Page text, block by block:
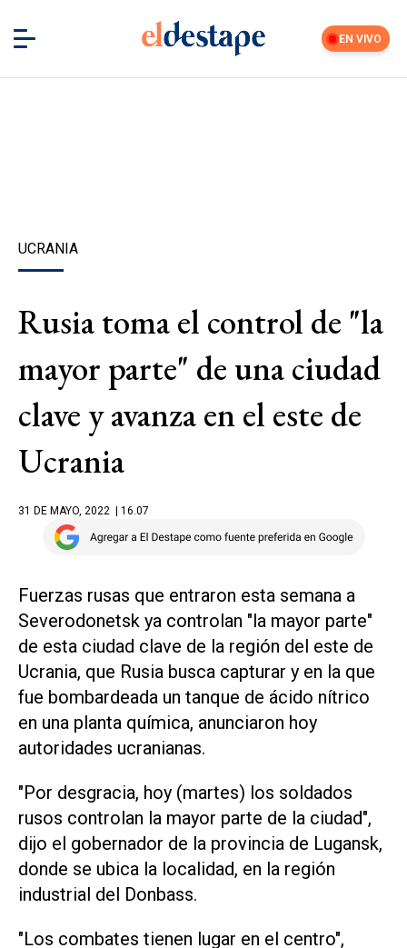
EN VIVO
UCRANIA
Rusia toma el control de "la
mayor parte" de una ciudad
clave y avanza en el este de
Ucrania
31 DE MAYO, 2022 | 16.07
Fuerzas rusas que entraron esta semana a
Severodonetsk ya controlan "la mayor parte"
de esta ciudad clave de la región del este de
Ucrania, que Rusia busca capturar y en la que
fue bombardeada un tanque de ácido nítrico
en una planta química, anunciaron hoy
autoridades ucranianas.
"Por desgracia, hoy (martes) los soldados
rusos controlan la mayor parte de la ciudad",
dijo el gobernador de la provincia de Lugansk,
donde se ubica la localidad, en la región
industrial del Donbass.
"Los combates tienen lugar en el centro",